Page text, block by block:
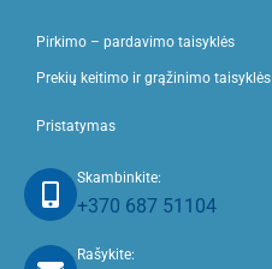
Pirkimo – pardavimo taisyklės
Prekių keitimo ir grąžinimo taisyklės
Pristatymas
Skambinkite:
+370 687 51104
Rašykite: